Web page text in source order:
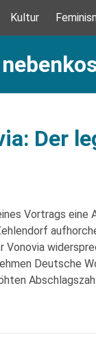
Kultur
Der
Vortrags eine
Deutsche